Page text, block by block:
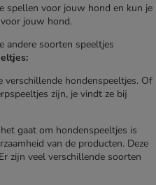
spellen voor jouw hond en kun je
jouw hond.
andere soorten speeltjes
verschillende hondenspeeltjes. Of
zijn, je vindt ze bij
gaat om hondenspeeltjes is
van de producten. Deze
zijn veel verschillende soorten